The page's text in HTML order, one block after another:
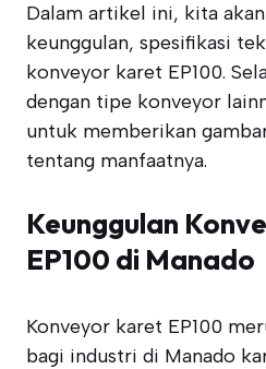
Dalam artikel ini, kita
keunggulan, spesifikasi
konveyor karet EP100.
dengan tipe konveyor
untuk memberikan
tentang manfaatnya.
Keunggulan
EP100 di Manado
Konveyor karet EP100
bagi industri di Manado